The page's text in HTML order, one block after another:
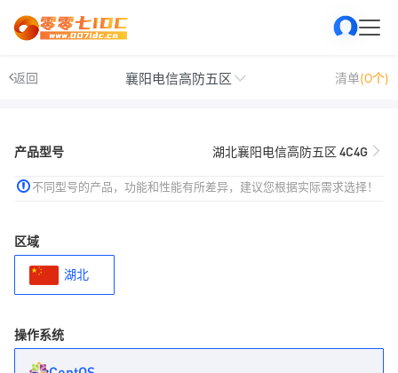
返回 襄阳电信高防五区 清单(0个)
产品型号 湖北襄阳电信高防五区 4C4G
不同型号的产品，功能和性能有所差异，建议您根据实际需求选择！
区域
湖北
操作系统